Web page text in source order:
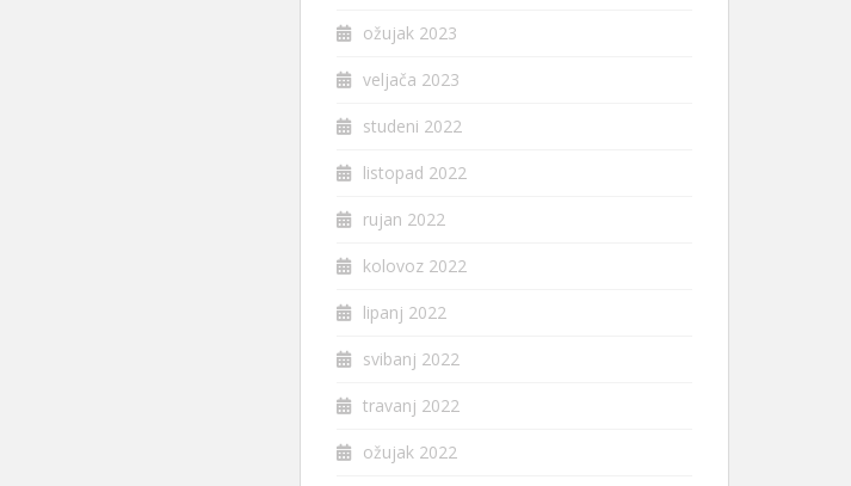
ožujak 2023
veljača 2023
studeni 2022
listopad 2022
rujan 2022
kolovoz 2022
lipanj 2022
svibanj 2022
travanj 2022
ožujak 2022